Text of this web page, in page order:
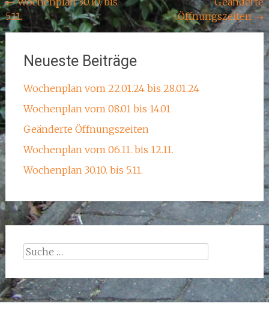
Beitragsnavigation
5.11.
Öffnungszeiten→
Neueste Beiträge
Wochenplan vom 22.01.24 bis 28.01.24
Wochenplan vom 08.01 bis 14.01
Geänderte Öffnungszeiten
Wochenplan vom 06.11. bis 12.11.
Wochenplan 30.10. bis 5.11.
Suche